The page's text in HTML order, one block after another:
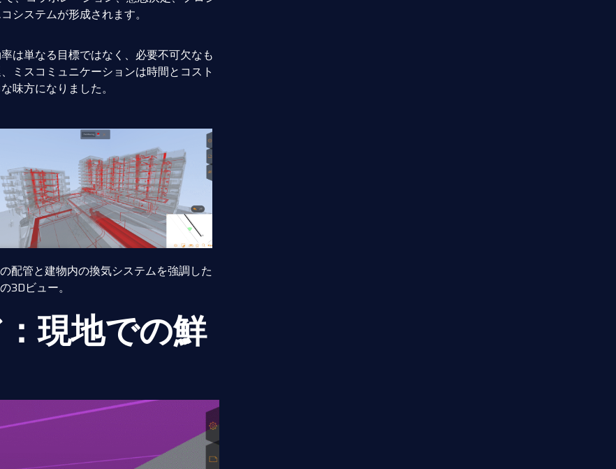
システムが形成されます。
は単なる目標ではなく、必要不可欠なも
ミスコミュニケーションは時間とコスト
味方になりました。
配管と建物内の換気システムを強調した
3Dビュー。
現地での鮮